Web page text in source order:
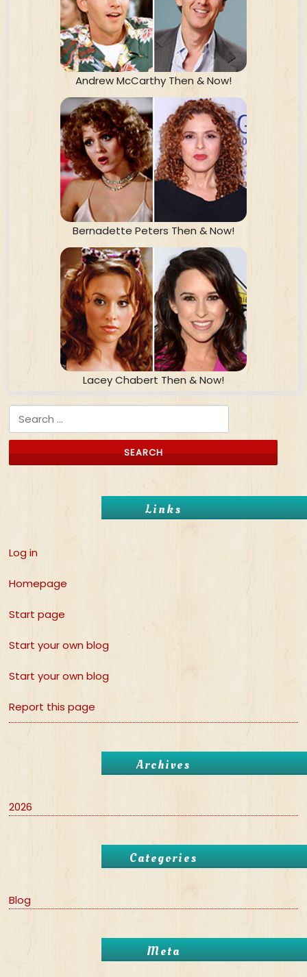
Andrew McCarthy Then & Now!
Bernadette Peters Then & Now!
Lacey Chabert Then & Now!
Search for:
Links
Log in
Homepage
Start page
Start your own blog
Start your own blog
Report this page
Archives
2026
Categories
Blog
Meta